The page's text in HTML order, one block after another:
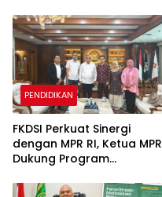
PENDIDIKAN
FKDSI Perkuat Sinergi
dengan MPR RI, Ketua MPR
Dukung Program
Kebangsaan